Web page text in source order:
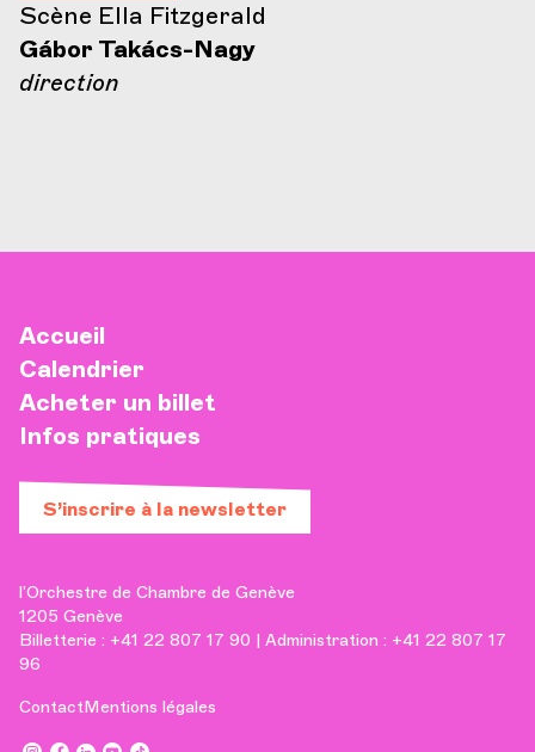
Scène Ella Fitzgerald
Gábor Takács-Nagy
direction
Accueil
Calendrier
Acheter un billet
Infos pratiques
S’inscrire à la newsletter
l’Orchestre de Chambre de Genève
1205 Genève
Billetterie : +41 22 807 17 90 | Administration : +41 22 807 17
96
ContactMentions légales